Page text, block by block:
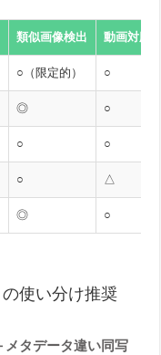
類似画像検出 動画対応
○（限定的） ○
◎ ○
○ ○
○ △
◎ ○
使い分け推奨
メタデータ違い同写